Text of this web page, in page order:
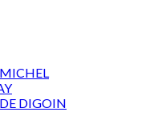
DIGOIN